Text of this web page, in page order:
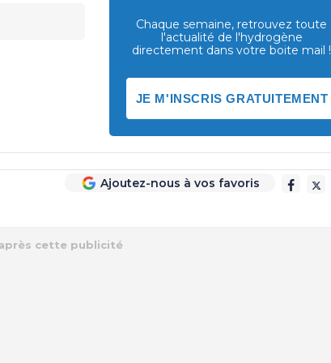
Chaque semaine, retrouvez toute
l'actualité de l'hydrogène
directement dans votre boite mail !
JE M'INSCRIS GRATUITEMENT
Ajoutez-nous à vos favoris